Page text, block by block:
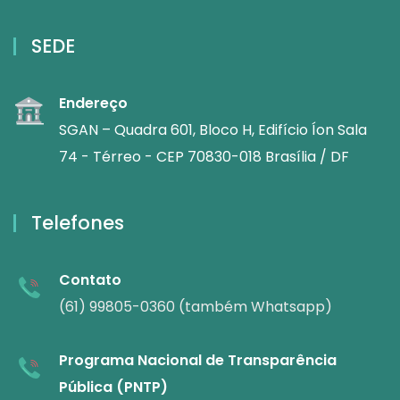
SEDE
Endereço
SGAN – Quadra 601, Bloco H, Edifício Íon Sala
74 - Térreo - CEP 70830-018 Brasília / DF
Telefones
Contato
(61) 99805-0360 (também Whatsapp)
Programa Nacional de Transparência
Pública (PNTP)